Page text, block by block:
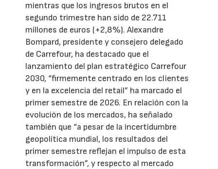
mientras que los ingresos brutos en el
segundo trimestre han sido de 22.711
millones de euros (+2,8%). Alexandre
Bompard, presidente y consejero delegado
de Carrefour, ha destacado que el
lanzamiento del plan estratégico Carrefour
2030, “firmemente centrado en los clientes
y en la excelencia del retail” ha marcado el
primer semestre de 2026. En relación con la
evolución de los mercados, ha señalado
también que “a pesar de la incertidumbre
geopolítica mundial, los resultados del
primer semestre reflejan el impulso de esta
transformación”, y respecto al mercado